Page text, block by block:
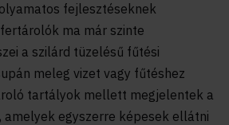
fejlesztéseknek
ma már szinte
a szilárd tüzelésű fűtési
meleg vizet vagy fűtéshez
tartályok mellett megjelentek a
amelyek egyszerre képesek ellátni